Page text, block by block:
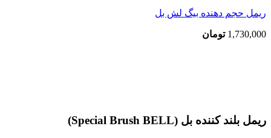
ریمل حجم دهنده بیگ لش بل
1,730,000 تومان
ریمل بلند کننده بل (Special Brush BELL)